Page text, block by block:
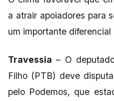
a atrair apoiadores para
um importante
Travessia – O
Filho (PTB) deve
pelo Podemos, que